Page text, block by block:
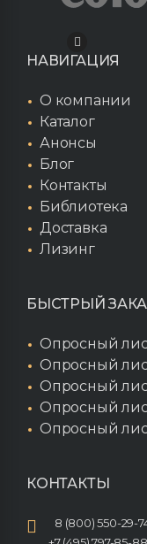
НАВИГАЦИЯ
О компании
Каталог
Анонсы
Блог
Контакты
Библиотека
Доставка
Лизинг
БЫСТРЫЙ
Опросный
Опросный
Опросный
Опросный
Опросный
КОНТАКТЫ
8 (800) 550-29-